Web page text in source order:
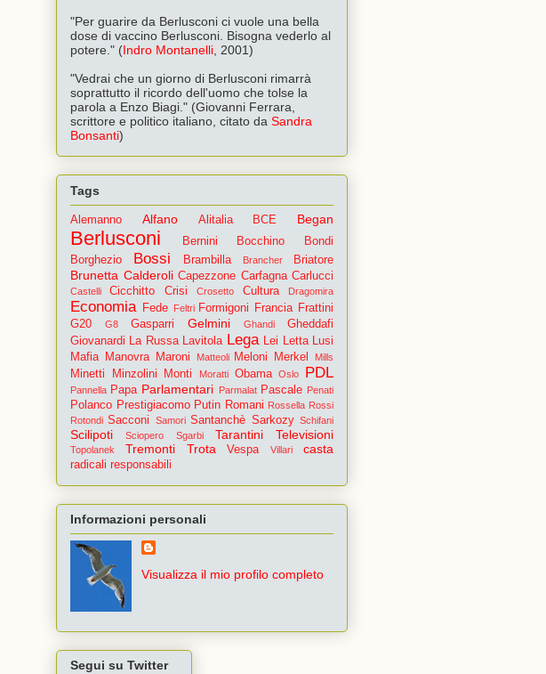
"Per guarire da Ber­lu­sconi ci vuole una bella
dose di vaccino Berlusconi. Bisogna vederlo al
potere." (Indro Montanelli, 2001)
"Vedrai che un giorno di Berlusconi rimarrà
soprattutto il ricordo dell'uomo che tolse la
parola a Enzo Biagi." (Giovanni Ferrara,
scrittore e politico italiano, citato da Sandra
Bonsanti)
Tags
Alemanno Alfano Alitalia BCE Began
Berlusconi Bernini Bocchino
Bondi
Borghezio
Bossi Brambilla Brancher Briatore
Brunetta Calderoli Capezzone Carfagna Carlucci
Castelli Cicchitto Crisi Crosetto Cultura Dragomira
Economia Fede Feltri Formigoni Francia Frattini
G20
G8 Gasparri Gelmini Ghandi
Gheddafi
Giovanardi
La Russa Lavitola Lega Lei Letta
Lusi
Mafia
Manovra Maroni Matteoli Meloni Merkel Mills
Minetti Minzolini Monti Moratti Obama Oslo PDL
Pannella Papa Parlamentari Parmalat Pascale Penati
Polanco Prestigiacomo Putin Romani Rossella Rossi
Rotondi Sacconi Samori Santanchè Sarkozy Schifani
Scilipoti Sciopero Sgarbi Tarantini Televisioni
Topolanek Tremonti Trota Vespa Villari casta
radicali responsabili
Informazioni personali
Visualizza il mio profilo completo
Segui su Twitter